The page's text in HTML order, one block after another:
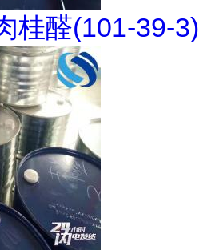
桂醛(101-39-3)